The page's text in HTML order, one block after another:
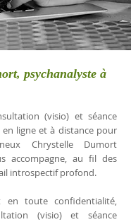
psychanalyste à
(visio) et séance
en ligne et à distance pour
Chrystelle Dumort
accompagne, au fil des
introspectif profond.
en toute confidentialité,
(visio) et séance